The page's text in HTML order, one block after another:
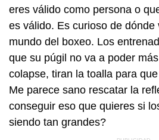
eres válido como persona o
es válido. Es curioso de dónde
mundo del boxeo. Los
que su púgil no va a poder
colapse, tiran la toalla para
Me parece sano rescatar la
conseguir eso que quieres si
siendo tan grandes?